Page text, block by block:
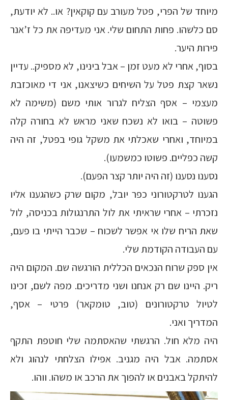
מיוחד של הפרי, פטל מעורב עם קוקאין? או.. לא יודעת,
סם כלשהו. פחות התחום שלי. אני מעדיפה את כל ז’אנר
פירות היער.
בסוף, אחרי לא מעט זמן – אבל בינינו, לא מספיק.. עדיין
נשאר קצת פטל על השיחים כשיצאנו, אני די מאוכזבת
מעצמי – אסף הצליח לגרור אותי משם (משימה לא
פשוטה – בואו לא נשכח שאני מראש לא בחורה קלה
במיוחד, ואחרי שאכלתי את משקל גופי בפטל, זה היה
קשה כפליים. פשוטו כמשמעו).
נסענו נסענו (זה היה יותר קצר הפעם).
הגענו לטרקטורוני כפר יובל, מקום שרק כשהגענו אליו
נזכרתי – אחרי שראיתי את לול התרנגולות בכניסה, לול
שאת הריח שלו אי אפשר לשכוח – שכבר הייתי בו פעם,
עם העבודה הקודמת שלי.
אין ספק שרוח הנכאים הכללית הורגשה שם. המקום היה
ריק. היינו שם רק אנחנו ושני מדריכים. מפה לשם, זכינו
לטיול טרקטורונים (טוב, טומקאר) פרטי – אסף,
המדריך ואני.
היה מלא חול. הרגשתי שהאסתמה שלי חוטפת התקף
אסתמה. אבל היה מגניב. אפילו הצלחתי לנהוג ולא
להיתקל באבנים או להפוך את הרכב או משהו. ווהו.